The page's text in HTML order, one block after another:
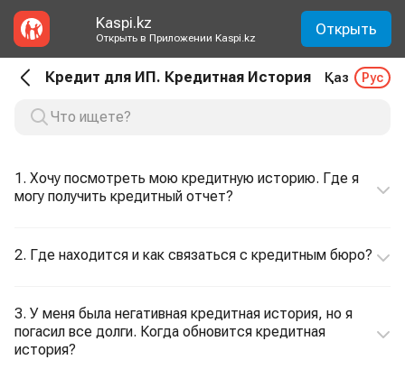
Kaspi.kz
Открыть в Приложении Kaspi.kz Открыть
Кредит для ИП. Кредитная История Қаз Рус
1. Хочу посмотреть мою кредитную историю. Где я
могу получить кредитный отчет?
2. Где находится и как связаться с кредитным бюро?
3. У меня была негативная кредитная история, но я
погасил все долги. Когда обновится кредитная
история?